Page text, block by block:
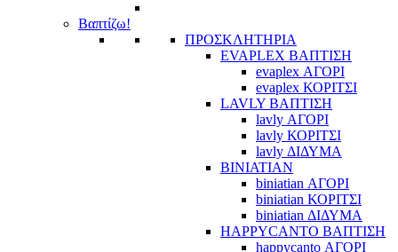
Βαπτίζω!
ΠΡΟΣΚΛΗΤΗΡΙΑ
EVAPLEX ΒΑΠΤΙΣΗ
evaplex ΑΓΟΡΙ
evaplex ΚΟΡΙΤΣΙ
LAVLY ΒΑΠΤΙΣΗ
lavly ΑΓΟΡΙ
lavly ΚΟΡΙΤΣΙ
lavly ΔΙΔΥΜΑ
BINIATIAN
biniatian ΑΓΟΡΙ
biniatian ΚΟΡΙΤΣΙ
biniatian ΔΙΔΥΜΑ
HAPPYCANTO ΒΑΠΤΙΣΗ
happycanto ΑΓΟΡΙ